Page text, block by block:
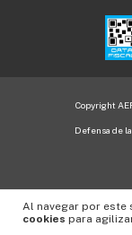
Al navegar por este
cookies para
Copyright
Defensa de